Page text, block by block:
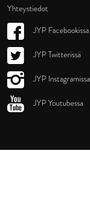
Yhteystiedot
JYP Facebookissa
JYP Twitterissä
JYP Instagramissa
JYP Youtubessa